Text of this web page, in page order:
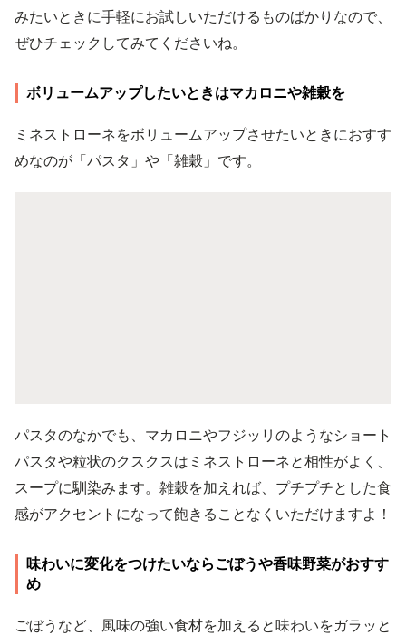
みたいときに手軽にお試しいただけるものばかりなので、
ぜひチェックしてみてくださいね。
ボリュームアップしたいときはマカロニや雑穀を
ミネストローネをボリュームアップさせたいときにおすす
めなのが「パスタ」や「雑穀」です。
パスタのなかでも、マカロニやフジッリのようなショート
パスタや粒状のクスクスはミネストローネと相性がよく、
スープに馴染みます。雑穀を加えれば、プチプチとした食
感がアクセントになって飽きることなくいただけますよ！
味わいに変化をつけたいならごぼうや香味野菜がおすす
め
ごぼうなど、風味の強い食材を加えると味わいをガラッと